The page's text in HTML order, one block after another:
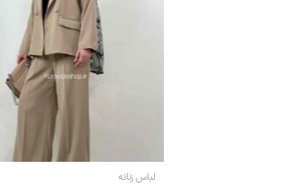
لباس زنانه